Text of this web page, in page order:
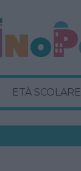
ETÀ SCOLARE